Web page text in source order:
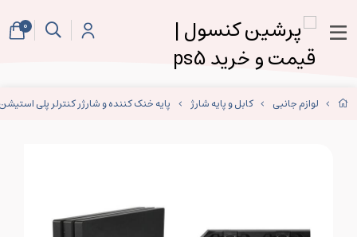
لوازم جانبی کابل و پایه شارژ پایه خنک کننده و شارژر کنترلر پلی
0